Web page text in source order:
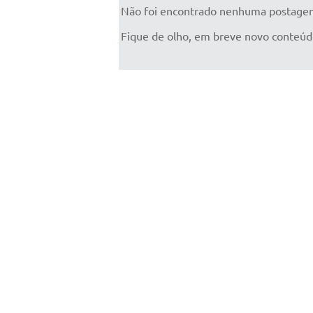
Não foi encontrado nenhuma
Fique de olho, em breve novo